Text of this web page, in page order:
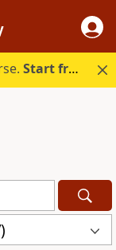
Start free.